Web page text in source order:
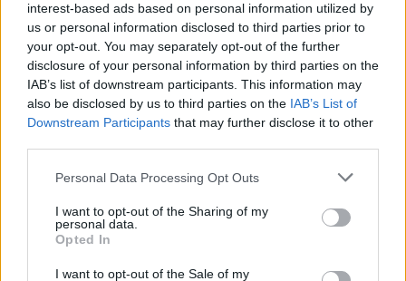
interest-based ads based on personal information utilized by
us or personal information disclosed to third parties prior to
your opt-out. You may separately opt-out of the further
disclosure of your personal information by third parties on the
IAB’s list of downstream participants. This information may
also be disclosed by us to third parties on the IAB’s List of
Downstream Participants that may further disclose it to other
Please note that this website/app uses one or more Google
not limited to your visit or usage behaviour. You may click to
grant or deny consent to Google and its third-party tags to
use your data for below specified purposes in below Google
consent section.
Personal Data Processing Opt Outs
I want to opt-out of the Sharing of my
personal data.
Opted In
I want to opt-out of the Sale of my
Φωτιές: Ξεκινούν οι αιτήσεις για αποζημιώσεις
στους πυρόπληκτους – Τα ποσά και τα
10.08.2026 ΧΡΙΣΤΌΔΟΥΛΟΣ ΣΚΟΎΝΤΑΣ